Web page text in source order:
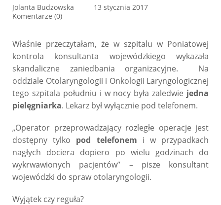
Jolanta Budzowska
13 stycznia 2017
Komentarze (0)
Właśnie przeczytałam, że w szpitalu w Poniatowej
kontrola konsultanta wojewódzkiego wykazała
skandaliczne zaniedbania organizacyjne. Na
oddziale Otolaryngologii i Onkologii Laryngologicznej
tego szpitala południu i w nocy była zaledwie jedna
pielęgniarka. Lekarz był wyłącznie pod telefonem.
„Operator przeprowadzający rozległe operacje jest
dostępny tylko pod telefonem i w przypadkach
nagłych dociera dopiero po wielu godzinach do
wykrwawionych pacjentów” – pisze konsultant
wojewódzki do spraw otolaryngologii.
Wyjątek czy reguła?